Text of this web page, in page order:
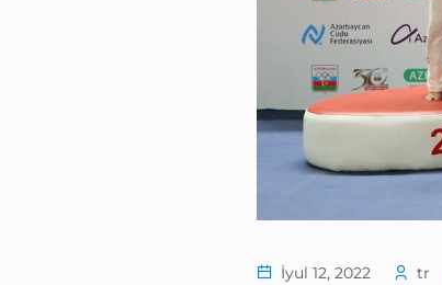
İyul 12, 2022 tr